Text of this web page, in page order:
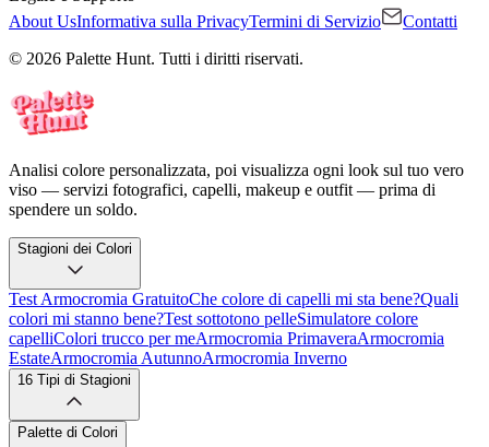
About UsInformativa sulla PrivacyTermini di Servizio
Contatti
© 2026 Palette Hunt. Tutti i diritti riservati.
Analisi colore personalizzata, poi visualizza ogni look sul tuo vero
viso — servizi fotografici, capelli, makeup e outfit — prima di
spendere un soldo.
Stagioni dei Colori
Test Armocromia GratuitoChe colore di capelli mi sta bene?Quali
colori mi stanno bene?Test sottotono pelleSimulatore colore
capelliColori trucco per meArmocromia PrimaveraArmocromia
EstateArmocromia AutunnoArmocromia Inverno
16 Tipi di Stagioni
Palette di Colori